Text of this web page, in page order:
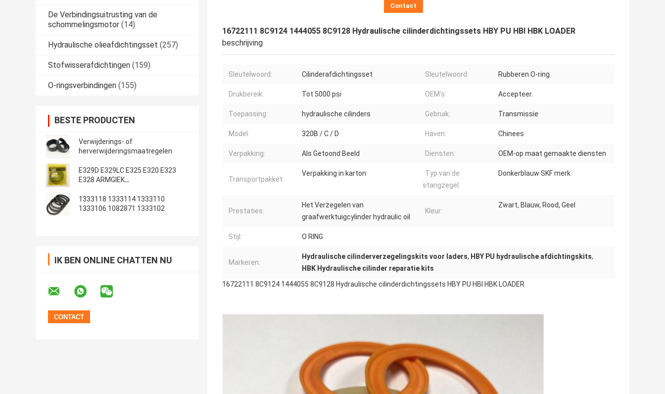
De Verbindingsuitrusting van de
schommelingsmotor (14)
Hydraulische olieafdichtingsset (257)
Stofwisserafdichtingen (159)
O-ringsverbindingen (155)
BESTE PRODUCTEN
Verwijderings- of
herverwijderingsmaatregelen
E329D E329LC E325 E320 E323
E328 ARMGIEK
1333118 1333114 1333110
1333106 1082871 1333102
IK BEN ONLINE CHATTEN NU
Contact
16722111 8C9124 1444055 8C9128 Hydraulische cilinderdichtingssets HBY PU HBI HBK LOADER
beschrijving
Sleutelwoord: Cilinderafdichtingsset Sleutelwoord: Rubberen O-ring
Drukbereik: Tot 5000 psi OEM's: Accepteer.
Toepassing: hydraulische cilinders Gebruik: Transmissie
Model: 320B / C / D Haven: Chinees
Verpakking: Als Getoond Beeld Diensten: OEM-op maat gemaakte diensten
Transportpakket:
Verpakking in karton
Typ van de
stangzegel:
Donkerblauw SKF merk
Prestaties:
Het Verzegelen van
graafwerktuigcylinder hydraulic oil
Kleur:
Zwart, Blauw, Rood, Geel
Stijl: O RING
Markeren:
Hydraulische cilinderverzegelingskits voor laders, HBY PU hydraulische afdichtingskits,
HBK Hydraulische cilinder reparatie kits
16722111 8C9124 1444055 8C9128 Hydraulische cilinderdichtingssets HBY PU HBI HBK LOADER